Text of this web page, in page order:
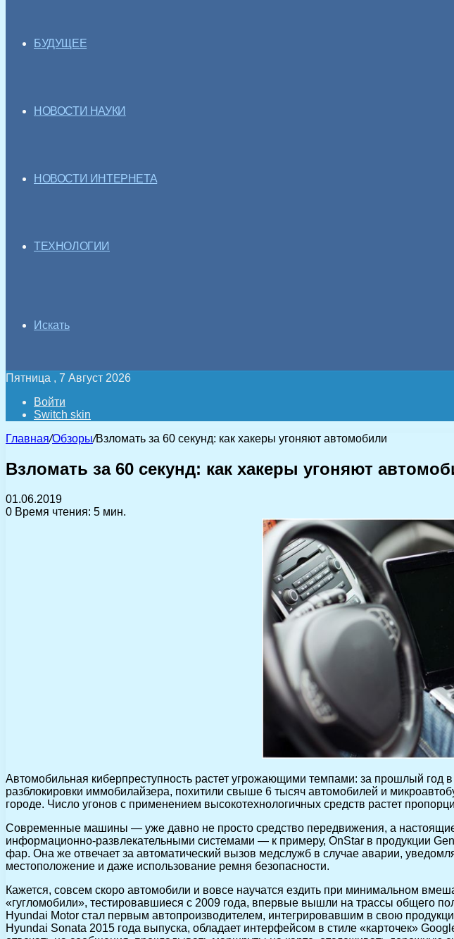
БУДУЩЕЕ
НОВОСТИ НАУКИ
НОВОСТИ ИНТЕРНЕТА
ТЕХНОЛОГИИ
Искать
Пятница , 7 Август 2026
Войти
Switch skin
Главная/Обзоры/Взломать за 60 секунд: как хакеры угоняют автомобили
Взломать за 60 секунд: как хакеры угоняют
01.06.2019
0 Время чтения: 5 мин.
Автомобильная киберпреступность растет угрожающими темпами: за прошлый год
разблокировки иммобилайзера, похитили свыше 6 тысяч автомобилей и
городе. Число угонов с применением высокотехнологичных средств растет
Современные машины — уже давно не просто средство передвижения, а
информационно-развлекательными системами — к примеру, OnStar в продукции
фар. Она же отвечает за автоматический вызов медслужб в случае аварии,
местоположение и даже использование ремня безопасности.
Кажется, совсем скоро автомобили и вовсе научатся ездить при минимальном
«гугломобили», тестировавшиеся с 2009 года, впервые вышли на трассы общего
Hyundai Motor стал первым автопроизводителем, интегрировавшим в свою
Hyundai Sonata 2015 года выпуска, обладает интерфейсом в стиле «карточек»